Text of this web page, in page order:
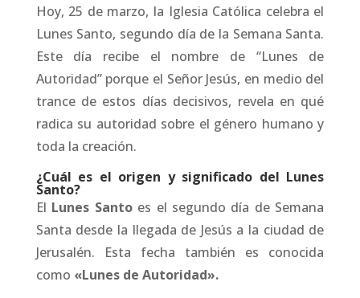
Hoy, 25 de marzo, la Iglesia Católica celebra el
Lunes Santo, segundo día de la Semana Santa.
Este día recibe el nombre de “Lunes de
Autoridad” porque el Señor Jesús, en medio del
trance de estos días decisivos, revela en qué
radica su autoridad sobre el género humano y
toda la creación.
¿Cuál es el origen y significado del Lunes
Santo?
El Lunes Santo es el segundo día de Semana
Santa desde la llegada de Jesús a la ciudad de
Jerusalén. Esta fecha también es conocida
como «Lunes de Autoridad».